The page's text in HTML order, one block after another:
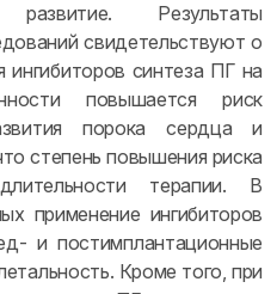
Результаты
свидетельствуют о
синтеза ПГ на
повышается риск
порока сердца и
степень повышения риска
терапии. В
применение ингибиторов
и постимплантационные
Кроме того, при